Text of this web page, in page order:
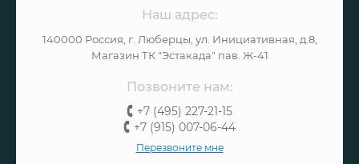
Наш адрес:
140000 Россия, г. Люберцы, ул. Инициативная, д.8,
Магазин ТК "Эстакада" пав. Ж-41
Позвоните нам:
+7 (495) 227-21-15
+7 (915) 007-06-44
Перезвоните мне